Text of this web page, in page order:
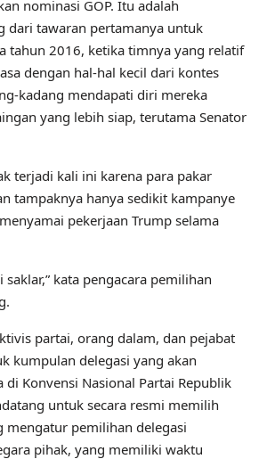
nominasi GOP. Itu adalah
dari tawaran pertamanya untuk
tahun 2016, ketika timnya yang relatif
dengan hal-hal kecil dari kontes
kadang mendapati diri mereka
yang lebih siap, terutama Senator
terjadi kali ini karena para pakar
tampaknya hanya sedikit kampanye
pekerjaan Trump selama
kata pengacara pemilihan
partai, orang dalam, dan pejabat
kumpulan delegasi yang akan
di Konvensi Nasional Partai Republik
untuk secara resmi memilih
mengatur pemilihan delegasi
pihak, yang memiliki waktu